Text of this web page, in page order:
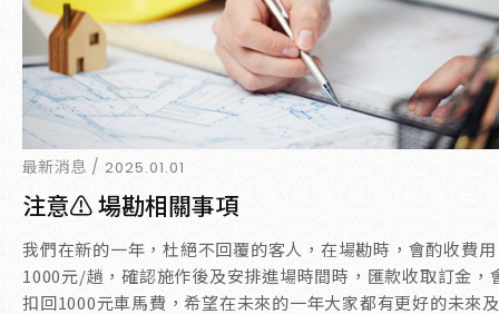
最新消息 / 2025.01.01
注意⚠️ 場勘相關事項
我們在新的一年，杜絕不回覆的客人，在場勘時，會酌收費用
1000元/趟，確認施作後及安排進場時間時，匯款收取訂金，
扣回1000元車馬費，希望在未來的一年大家都有更好的未來